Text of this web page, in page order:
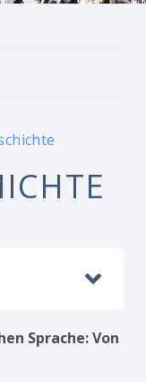
Sprache: Von